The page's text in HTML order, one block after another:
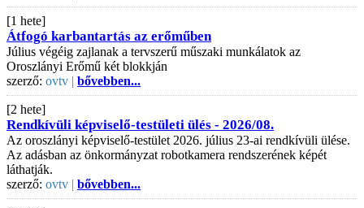
[1 hete]
Átfogó karbantartás az erőműben
Július végéig zajlanak a tervszerű műszaki munkálatok az
Oroszlányi Erőmű két blokkján
szerző: ovtv | bővebben...
[2 hete]
Rendkívüli képviselő-testületi ülés - 2026/08.
Az oroszlányi képviselő-testület 2026. július 23-ai rendkívüli ülése.
Az adásban az önkormányzat robotkamera rendszerének képét
láthatják.
szerző: ovtv | bővebben...